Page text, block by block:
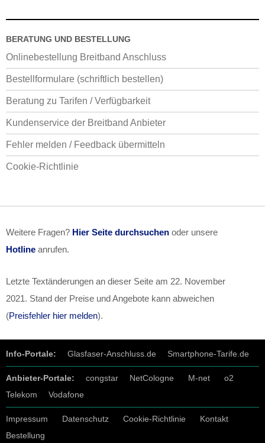
BERATUNG UND BESTELLUNG
Onlinebestellung Breitband Anschluss
Bestellformulare (schriftlich bestellen)
Beratung zu Tarifen / Verfügbarkeit
Kundenservice der Breitband Anbieter
Fehler melden / Feedback übermitteln
Cookie-Richtlinie
Weitere Fragen? Hier Seite durchsuchen oder unsere
Hotline anrufen.
Letzte Textänderungen an dieser Seite am 22. November
2021 . Stand der Preise und Angebote kann abweichen
(Preisfehler hier melden).
Info-Portale: Glasfaser-Anschluss.de Smartphone-Tarife.de
Anbieter-Portale: congstar NetCologne M-net
o2
Telekom
Vodafone
Impressum Datenschutz Cookie-Richtlinie
Kontakt
Bestellung